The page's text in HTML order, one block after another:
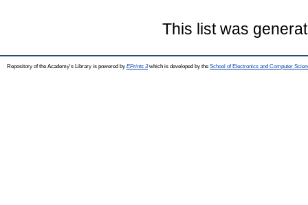
This list was
Repository of the Academy's Library is powered by EPrints 3which is developed by the School of Electronics and Computer